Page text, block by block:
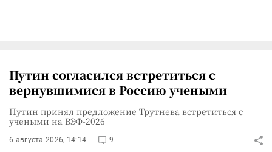
Путин согласился встретиться с
вернувшимися в Россию учеными
Путин принял предложение Трутнева встретиться с
учеными на ВЭФ-2026
6 августа 2026, 14:14 9